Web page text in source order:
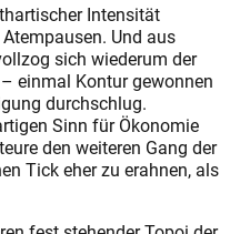
Intensität
Und aus
sich wiederum der
einmal Kontur gewonnen
durchschlug.
Sinn für Ökonomie
den weiteren Gang der
Tick eher zu erahnen, als